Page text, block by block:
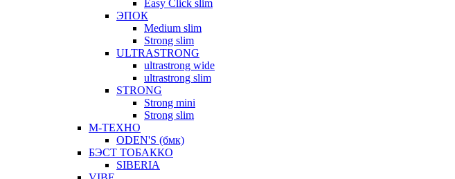
Easy Click slim
ЭПОК
Medium slim
Strong slim
ULTRASTRONG
ultrastrong wide
ultrastrong slim
STRONG
Strong mini
Strong slim
М-ТЕХНО
ODEN'S (бмк)
БЭСТ ТОБАККО
SIBERIA